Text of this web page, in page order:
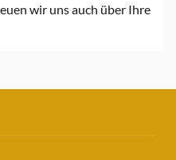
wir uns auch über Ihre